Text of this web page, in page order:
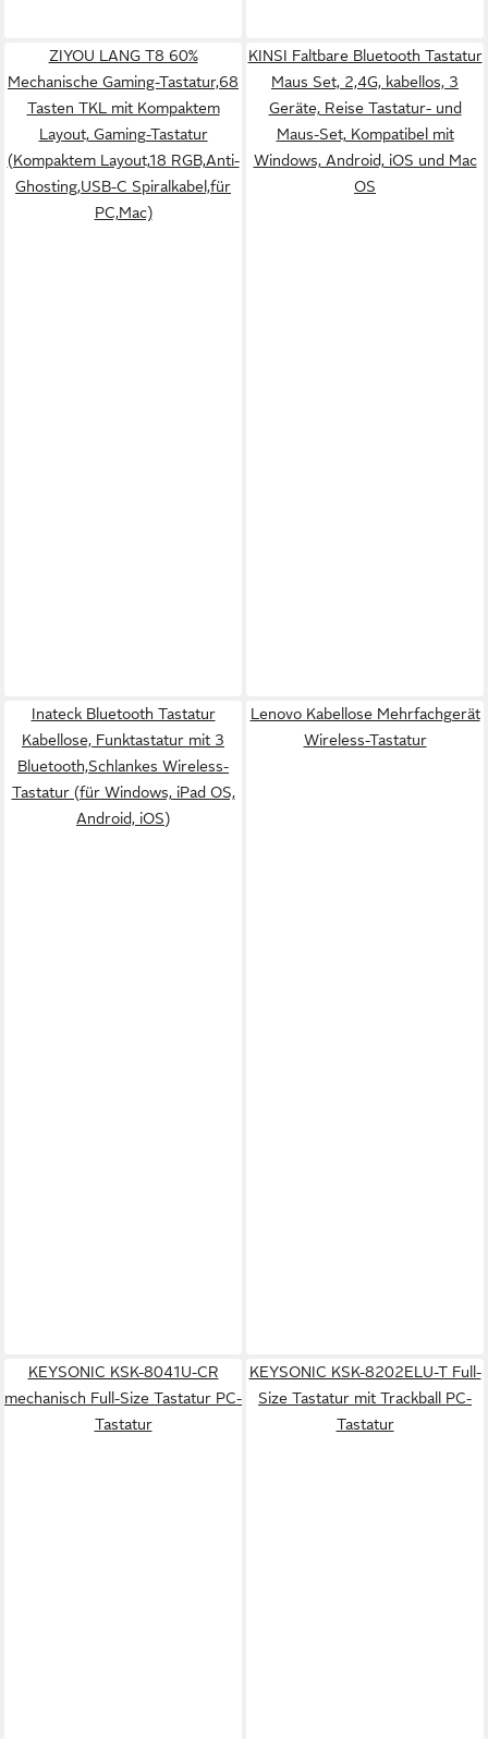
ZIYOU LANG T8 60%
Mechanische Gaming-Tastatur,68
Tasten TKL mit Kompaktem
Layout, Gaming-Tastatur
(Kompaktem Layout,18 RGB,Anti-
Ghosting,USB-C Spiralkabel,für
PC,Mac)
KINSI Faltbare Bluetooth Tastatur
Maus Set, 2,4G, kabellos, 3
Geräte, Reise Tastatur- und
Maus-Set, Kompatibel mit
Windows, Android, iOS und Mac
OS
Inateck Bluetooth Tastatur
Kabellose, Funktastatur mit 3
Bluetooth,Schlankes Wireless-
Tastatur (für Windows, iPad OS,
Android, iOS)
Lenovo Kabellose Mehrfachgerät
Wireless-Tastatur
KEYSONIC KSK-8041U-CR
mechanisch Full-Size Tastatur PC-
Tastatur
KEYSONIC KSK-8202ELU-T Full-
Size Tastatur mit Trackball PC-
Tastatur